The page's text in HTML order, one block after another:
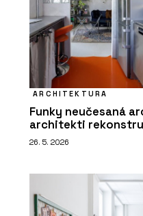
ARCHITEKTURA
Funky neučesaná
architekti
26. 5. 2026